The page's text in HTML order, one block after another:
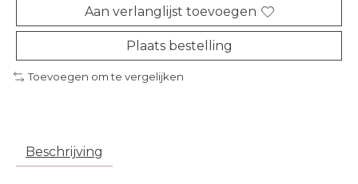
Aan verlanglijst toevoegen
Plaats bestelling
Toevoegen om te vergelijken
Beschrijving